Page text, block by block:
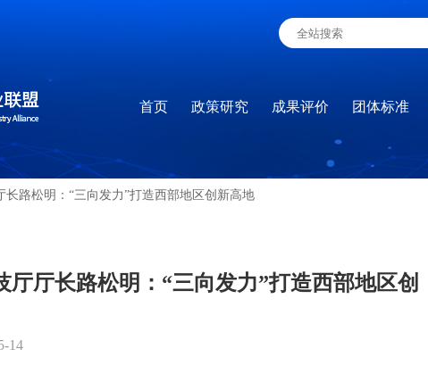
首页 政策研究 成果评价 团体标准
长路松明：“三向发力”打造西部地区创新高地
厅厅长路松明：“三向发力”打造西部地区创
14